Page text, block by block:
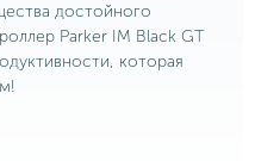
достойного
Parker IM Black GT
которая